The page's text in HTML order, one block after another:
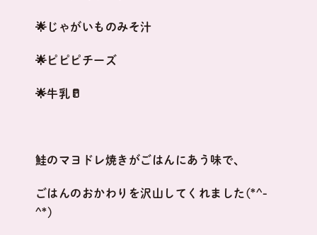
🌟じゃがいものみそ汁
🌟ピピピチーズ
🌟牛乳🥛
鮭のマヨドレ焼きがごはんにあう味で、
ごはんのおかわりを沢山してくれました(*^-
^*)